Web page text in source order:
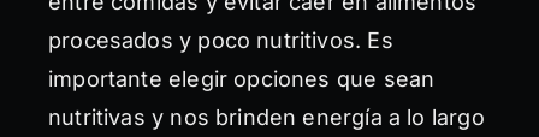
procesados y poco nutritivos. Es
importante elegir opciones que sean
nutritivas y nos brinden energía a lo largo